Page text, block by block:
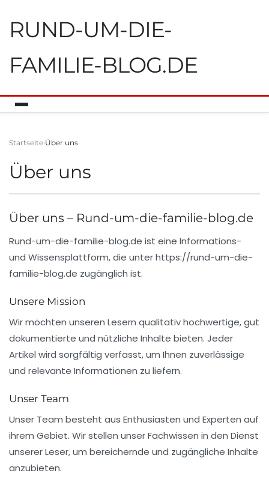
RUND-UM-DIE-
FAMILIE-BLOG.DE
Startseite Über uns
Über uns
Über uns – Rund-um-die-familie-blog.de
Rund-um-die-familie-blog.de ist eine Informations-
und Wissensplattform, die unterhttps://rund-um-die-
familie-blog.de zugänglich ist.
Unsere Mission
Wir möchten unseren Lesern qualitativ hochwertige, gut
dokumentierte und nützliche Inhalte bieten. Jeder
Artikel wird sorgfältig verfasst, um Ihnen zuverlässige
und relevante Informationen zu liefern.
Unser Team
Unser Team besteht aus Enthusiasten und Experten auf
ihrem Gebiet. Wir stellen unser Fachwissen in den Dienst
unserer Leser, um bereichernde und zugängliche Inhalte
anzubieten.